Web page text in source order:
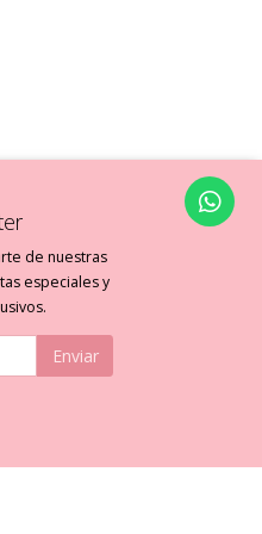
de nuestras
especiales y
Enviar